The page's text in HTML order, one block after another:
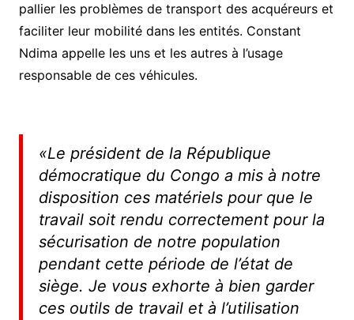
pallier les problèmes de transport des acquéreurs et
faciliter leur mobilité dans les entités. Constant
Ndima appelle les uns et les autres à l’usage
responsable de ces véhicules.
«Le président de la République
démocratique du Congo a mis à notre
disposition ces matériels pour que le
travail soit rendu correctement pour la
sécurisation de notre population
pendant cette période de l’état de
siège. Je vous exhorte à bien garder
ces outils de travail et à l’utilisation